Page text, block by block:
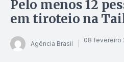
Pelo menos 12
em tiroteio na
Agência Brasil 08 fevereiro